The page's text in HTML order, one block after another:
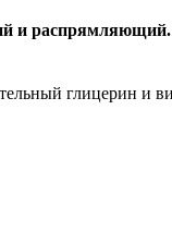
и распрямляющий.
глицерин и